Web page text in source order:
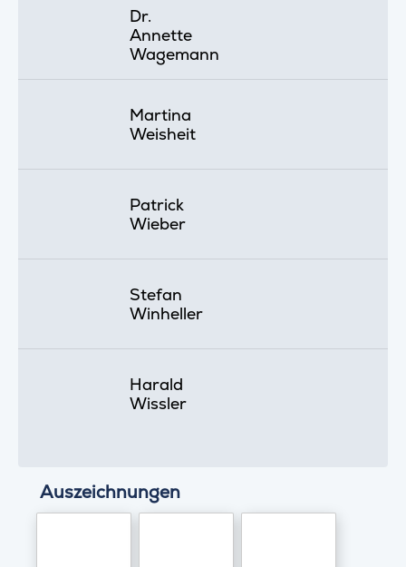
Dr.
Annette
Wagemann
Martina
Weisheit
Patrick
Wieber
Stefan
Winheller
Harald
Wissler
Auszeichnungen